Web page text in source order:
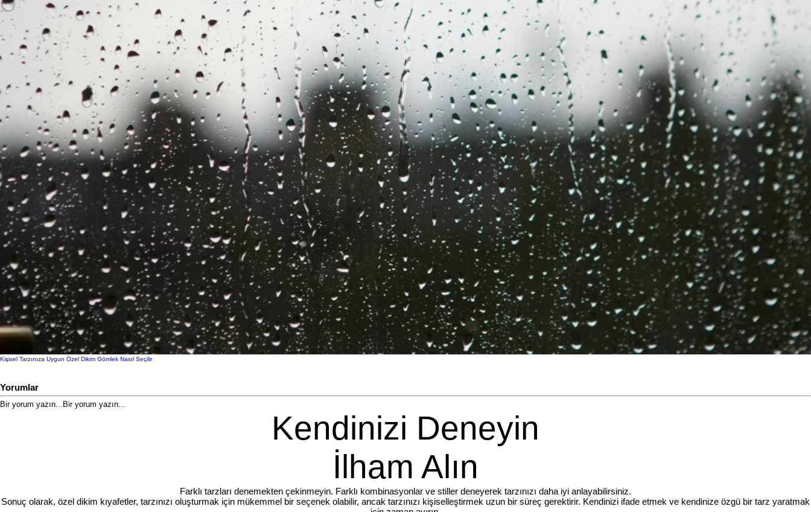
Kişisel Tarzınıza Uygun Özel Dikim Gömlek Nasıl Seçilir
Yorumlar
Bir yorum yazın... Bir yorum yazın...
Kendinizi Deneyin
İlham Alın
Farklı tarzları denemekten çekinmeyin. Farklı kombinasyonlar ve stiller deneyerek tarzınızı daha iyi anlayabilirsiniz.
Sonuç olarak, özel dikim kıyafetler, tarzınızı oluşturmak için mükemmel bir seçenek olabilir, ancak tarzınızı kişiselleştirmek uzun bir süreç gerektirir. Kendinizi ifade etmek ve kendinize özgü bir tarz yaratmak